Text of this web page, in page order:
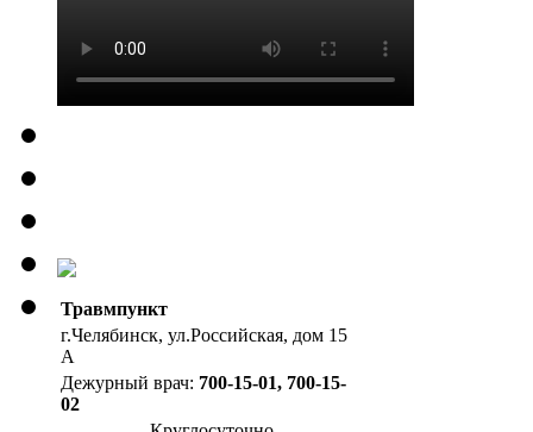
Травмпункт
г.Челябинск, ул.Российская, дом 15
А
Дежурный врач: 700-15-01, 700-15-
02